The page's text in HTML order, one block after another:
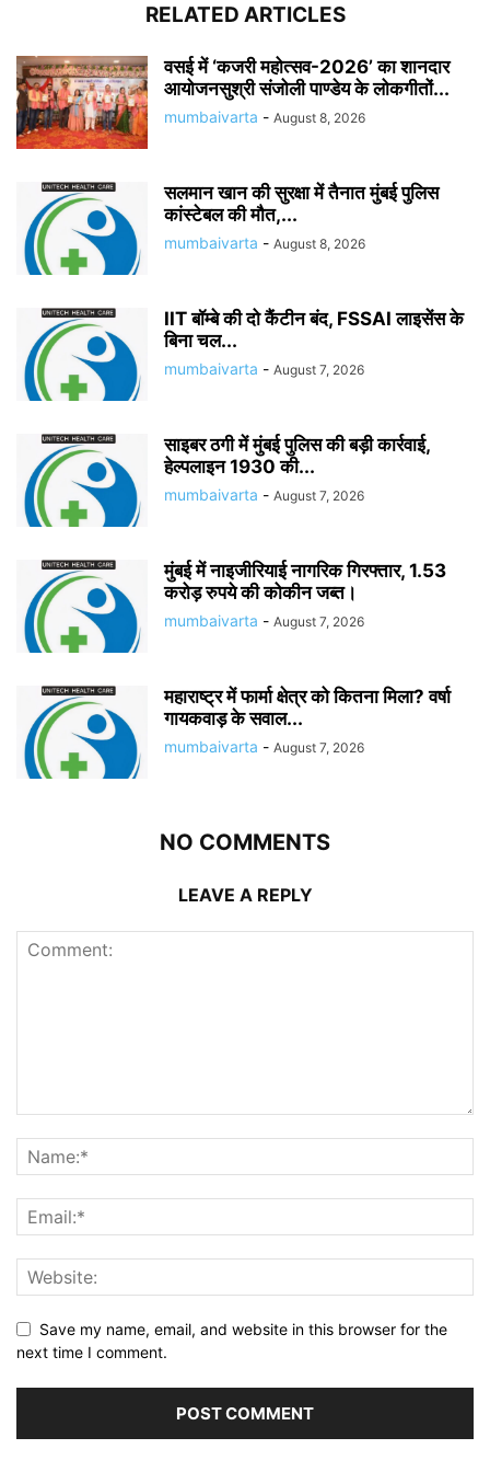
RELATED ARTICLES
वसई में ‘कजरी महोत्सव-2026’ का शानदार
आयोजनसुश्री संजोली पाण्डेय के लोकगीतों...
mumbaivarta - August 8, 2026
सलमान खान की सुरक्षा में तैनात मुंबई पुलिस
कांस्टेबल की मौत,...
mumbaivarta - August 8, 2026
IIT बॉम्बे की दो कैंटीन बंद, FSSAI लाइसेंस के
बिना चल...
mumbaivarta - August 7, 2026
साइबर ठगी में मुंबई पुलिस की बड़ी कार्रवाई,
हेल्पलाइन 1930 की...
mumbaivarta - August 7, 2026
मुंबई में नाइजीरियाई नागरिक गिरफ्तार, 1.53
करोड़ रुपये की कोकीन जब्त।
mumbaivarta - August 7, 2026
महाराष्ट्र में फार्मा क्षेत्र को कितना मिला? वर्षा
गायकवाड़ के सवाल...
mumbaivarta - August 7, 2026
NO COMMENTS
LEAVE A REPLY
Save my name, email, and website in this browser for the
next time I comment.